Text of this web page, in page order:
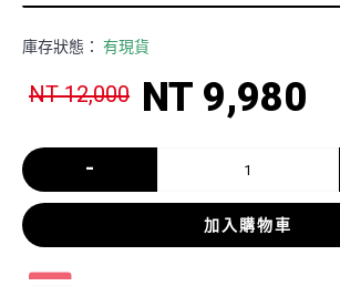
庫存狀態： 有現貨
NT 12,000 NT 9,980
-
加入購物車